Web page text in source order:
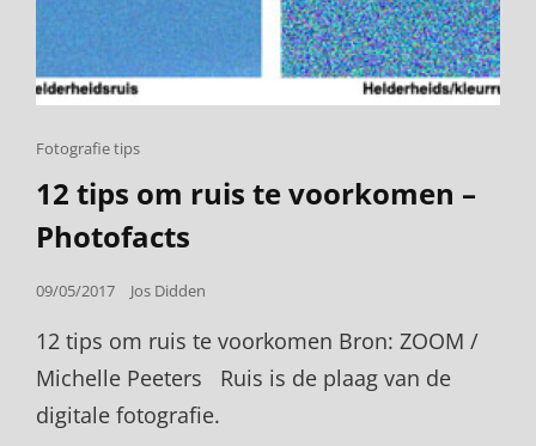
Cat
Fotografie tips
12 tips om ruis te voorkomen –
Photofacts
Posted
09/05/2017 Jos Didden
12 tips om ruis te voorkomen Bron: ZOOM /
Michelle Peeters Ruis is de plaag van de
digitale fotografie.